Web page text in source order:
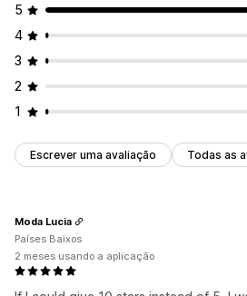
5
4
3
2
1
Escrever uma avaliação Todas as
Moda Lucia
Países Baixos
2 meses usando a aplicação